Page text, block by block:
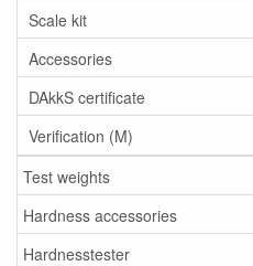
Scale kit
Accessories
DAkkS certificate
Verification (M)
Test weights
Hardness accessories
Hardnesstester